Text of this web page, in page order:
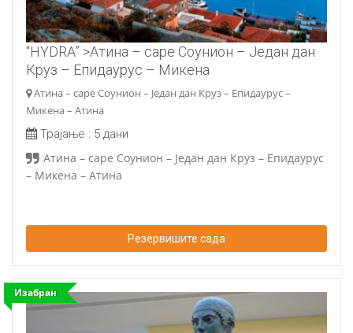
“HYDRA” >Атина – cape Соунион – Један дан
Круз – Епидаурус – Микена
Атина – cape Соунион – Један дан Круз – Епидаурус –
Микена – Атина
Трајање : 5 дани
Атина – cape Соунион – Један дан Круз – Епидаурус
– Микена – Атина
Резервишите сада
Изабран